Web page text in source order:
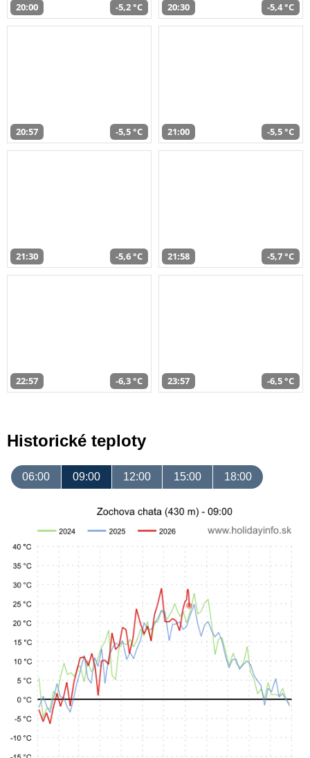
20:00 -5,2 °C 20:30 -5,4 °C
20:57 -5,5 °C 21:00 -5,5 °C
21:30 -5,6 °C 21:58 -5,7 °C
22:57 -6,3 °C 23:57 -6,5 °C
Historické teploty
06:00 09:00 12:00 15:00 18:00